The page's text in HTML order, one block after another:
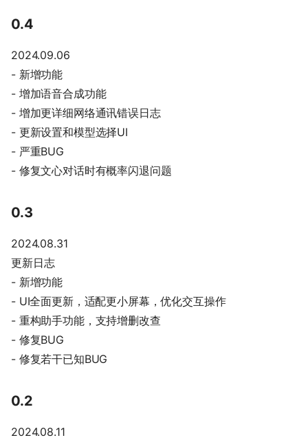
0.4
2024.09.06
- 新增功能
- 增加语音合成功能
- 增加更详细网络通讯错误日志
- 更新设置和模型选择UI
- 严重BUG
- 修复文心对话时有概率闪退问题
0.3
2024.08.31
更新日志
- 新增功能
- UI全面更新，适配更小屏幕，优化交互操作
- 重构助手功能，支持增删改查
- 修复BUG
- 修复若干已知BUG
0.2
2024.08.11